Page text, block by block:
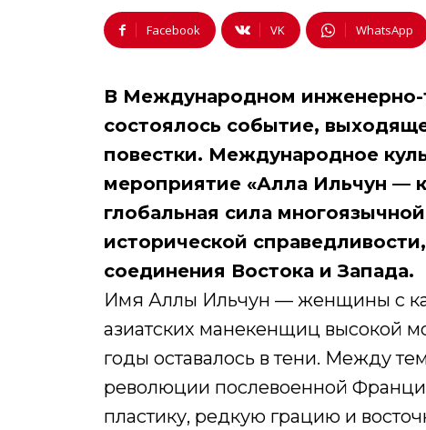
Facebook VK WhatsApp
В Международном инженерно-
состоялось событие,
повестки. Международное
мероприятие «Алла Ильчун —
глобальная сила
исторической
соединения Востока и Запада.
Имя Аллы Ильчун — женщины с
азиатских манекенщиц высокой
годы оставалось в тени. Между
революции послевоенной
пластику, редкую грацию и